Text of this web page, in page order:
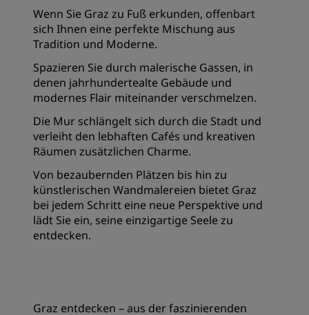
Wenn Sie Graz zu Fuß erkunden, offenbart
sich Ihnen eine perfekte Mischung aus
Tradition und Moderne.
Spazieren Sie durch malerische Gassen, in
denen jahrhundertealte Gebäude und
modernes Flair miteinander verschmelzen.
Die Mur schlängelt sich durch die Stadt und
verleiht den lebhaften Cafés und kreativen
Räumen zusätzlichen Charme.
Von bezaubernden Plätzen bis hin zu
künstlerischen Wandmalereien bietet Graz
bei jedem Schritt eine neue Perspektive und
lädt Sie ein, seine einzigartige Seele zu
entdecken.
Graz entdecken – aus der faszinierenden